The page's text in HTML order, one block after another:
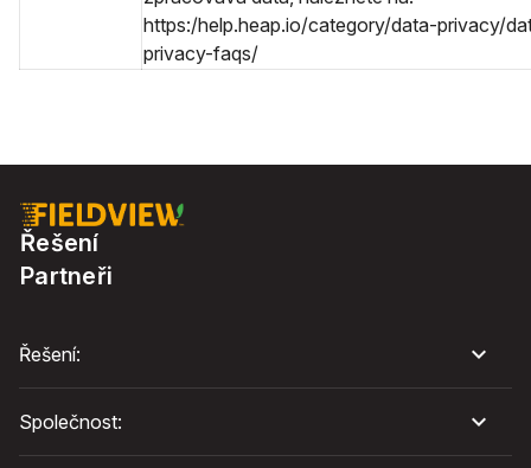
https:/help.heap.io/category/data-privacy/
privacy-faqs/
Řešení
Partneři
Řešení:
Společnost: